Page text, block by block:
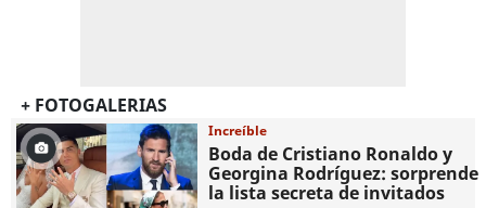
+ FOTOGALERIAS
Increíble
Boda de Cristiano Ronaldo y
Georgina Rodríguez: sorprende
la lista secreta de invitados